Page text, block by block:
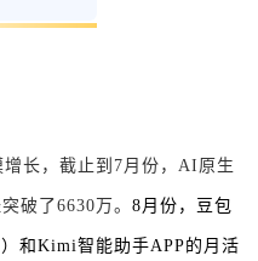
长，截止到7月份，AI原生
破了6630万。 8月份，豆包
和Kimi智能助手APP的月活